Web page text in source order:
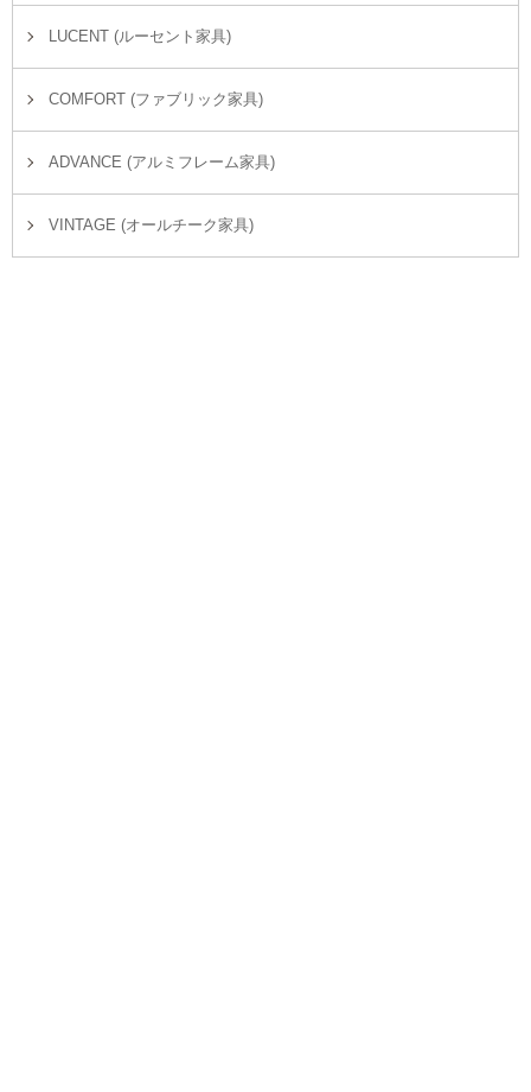
LUCENT (ルーセント家具)
COMFORT (ファブリック家具)
ADVANCE (アルミフレーム家具)
VINTAGE (オールチーク家具)